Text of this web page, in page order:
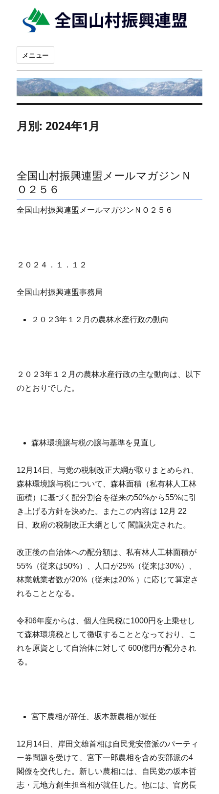
メニュー
月別: 2024年1月
全国山村振興連盟メールマガジンＮ
Ｏ２５６
全国山村振興連盟メールマガジンＮＯ２５６
２０２４．１．１２
全国山村振興連盟事務局
２０２3年１２月の農林水産行政の動向
２０２3年１２月の農林水産行政の主な動向は、以下
のとおりでした。
森林環境譲与税の譲与基準を見直し
12月14日、与党の税制改正大綱が取りまとめられ、
森林環境譲与税について、森林面積（私有林人工林
面積）に基づく配分割合を従来の50%から55%に引
き上げる方針を決めた。またこの内容は 12月 22
日、政府の税制改正大綱として 閣議決定された。
改正後の自治体への配分額は、私有林人工林面積が
55%（従来は50%）、人口が25%（従来は30%）、
林業就業者数が20%（従来は20% ）に応じて算定さ
れることとなる。
令和6年度からは、個人住民税に1000円を上乗せし
て森林環境税として徴収することとなっており、こ
れを原資として自治体に対して 600億円が配分され
る。
宮下農相が辞任、坂本新農相が就任
12月14日、岸田文雄首相は自民党安倍派のパーティ
ー券問題を受けて、宮下一郎農相を含め安部派の4
閣僚を交代した。新しい農相には、自民党の坂本哲
志・元地方創生担当相が就任した。他には、官房長